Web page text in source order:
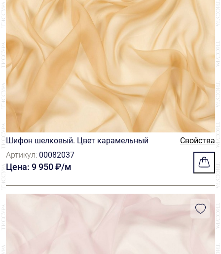
Шифон шелковый. Цвет карамельный
Свойства
Артикул: 00082037
Цена: 9 950 ₽/м